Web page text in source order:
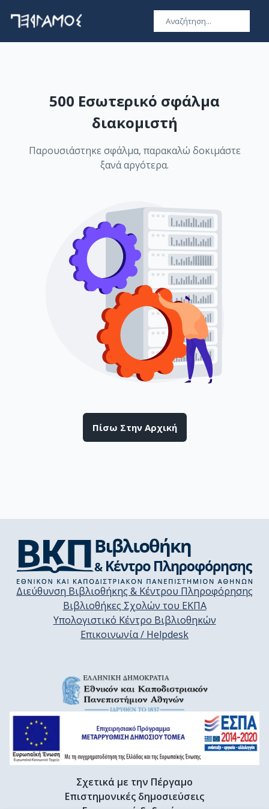
500 Εσωτερικό σφάλμα
διακομιστή
Παρουσιάστηκε σφάλμα, παρακαλώ δοκιμάστε
ξανά αργότερα.
Πίσω Στην Αρχική
Διεύθυνση Βιβλιοθήκης & Κέντρου Πληροφόρησης
Βιβλιοθήκες Σχολών του ΕΚΠΑ
Υπολογιστικό Κέντρο Βιβλιοθηκών
Επικοινωνία / Helpdesk
Σχετικά με την Πέργαμο
Επιστημονικές δημοσιεύσεις